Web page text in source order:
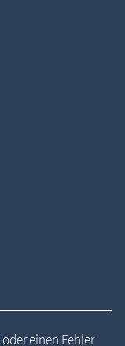
einen Fehler